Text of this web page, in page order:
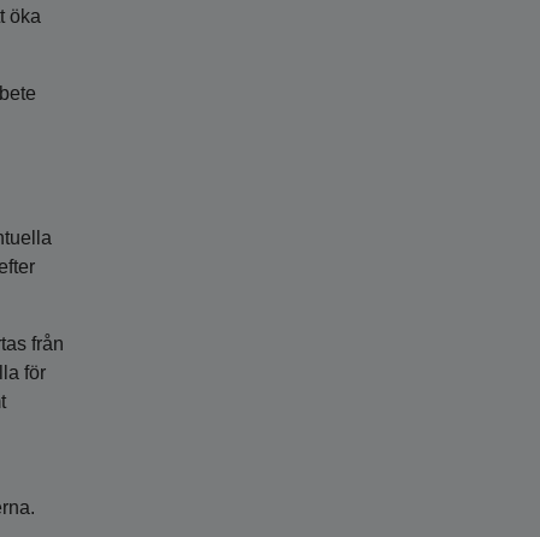
öka
från
för